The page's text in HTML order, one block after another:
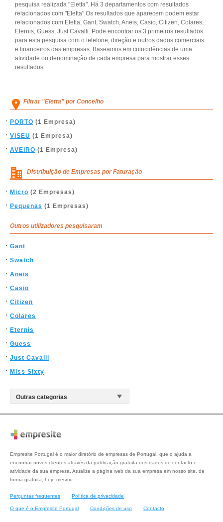
pesquisa realizada "Eletta". Há 3 departamentos com resultados
relacionados com "Eletta".Os resultados que aparecem podem estar
relacionados com Eletta, Gant, Swatch, Aneis, Casio, Citizen, Colares,
Eternis, Guess, Just Cavalli. Pode encontrar os 3 primeiros resultados
para esta pesquisa com o telefone, direção e outros dados comerciais
e financeiros das empresas. Baseamos em coincidências de uma
atividade ou denominação de cada empresa para mostrar esses
resultados.
Filtrar "Eletta" por Concelho
PORTO (1 Empresa)
VISEU (1 Empresa)
AVEIRO (1 Empresa)
Distribuição de Empresas por Faturação
Micro (2 Empresas)
Pequenas (1 Empresas)
Outros utilizadores pesquisaram
Gant
Swatch
Aneis
Casio
Citizen
Colares
Eternis
Guess
Just Cavalli
Miss Sixty
Empresite Portugal é o maior diretório de empresas de Portugal, que o ajuda a
encontrar novos clientes através da publicação gratuita dos dados de contacto e
atividade da sua empresa. Atualize a página web da sua empresa em nosso site, de
forma gratuita, hoje mesmo.
Perguntas frequentes Política de privacidade
O que é o Empresite Portugal Condições de uso Contacto